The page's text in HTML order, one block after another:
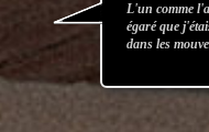
L'un comme
égaré que
dans les